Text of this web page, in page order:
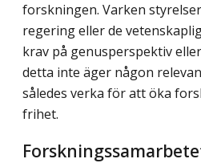
forskningen. Varken
regering eller de
krav på genus­perspektiv
detta inte äger någon
således verka för att öka
frihet.